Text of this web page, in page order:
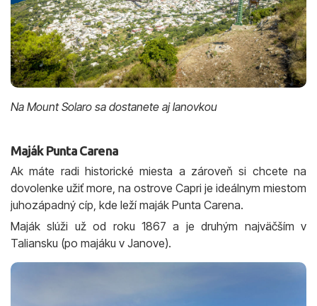
Na Mount Solaro sa dostanete aj lanovkou
Maják Punta Carena
Ak máte radi historické miesta a zároveň si chcete na
dovolenke užiť more, na ostrove Capri je ideálnym miestom
juhozápadný cíp, kde leží maják Punta Carena.
Maják slúži už od roku 1867 a je druhým najväčším v
Taliansku (po majáku v Janove).